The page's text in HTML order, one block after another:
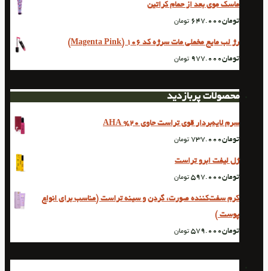
ماسک موی بعد از حمام کراتین
تومان647.000 تومان
رژ لب مایع مخملی مات سرژه کد 106 (Magenta Pink)
تومان977.000 تومان
محصولات پربازدید
سرم لایه‌بردار قوی تراست حاوی 20% AHA
تومان737.000 تومان
ژل لیفت ابرو‌ تراست
تومان597.000 تومان
کرم سفت‌کننده صورت، گردن و سینه تراست (مناسب برای انواع
پوست )
تومان579.000 تومان